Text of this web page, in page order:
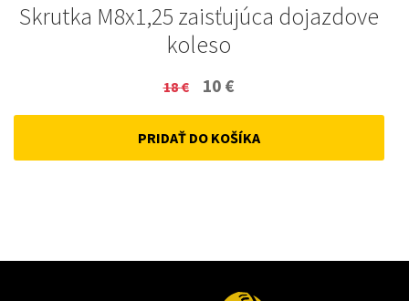
Skrutka M8x1,25 zaisťujúca dojazdove
koleso
18€
Original
price
was:
10 €
price
is:
PRIDAŤ DO KOŠÍKA